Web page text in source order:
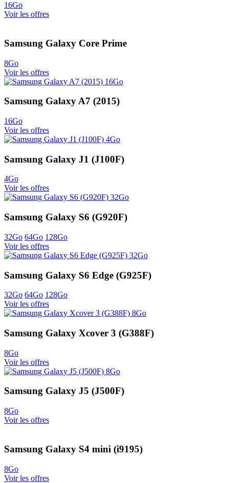
16Go
Voir les offres
Samsung Galaxy Core Prime
8Go
Voir les offres
Samsung Galaxy A7 (2015)
16Go
Voir les offres
Samsung Galaxy J1 (J100F)
4Go
Voir les offres
Samsung Galaxy S6 (G920F)
32Go 64Go 128Go
Voir les offres
Samsung Galaxy S6 Edge (G925F)
32Go 64Go 128Go
Voir les offres
Samsung Galaxy Xcover 3 (G388F)
8Go
Voir les offres
Samsung Galaxy J5 (J500F)
8Go
Voir les offres
Samsung Galaxy S4 mini (i9195)
8Go
Voir les offres